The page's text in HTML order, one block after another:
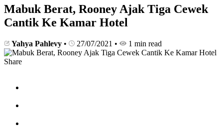
Mabuk Berat, Rooney Ajak Tiga Cewek
Cantik Ke Kamar Hotel
Yahya Pahlevy • 27/07/2021 • 1 min read
Share